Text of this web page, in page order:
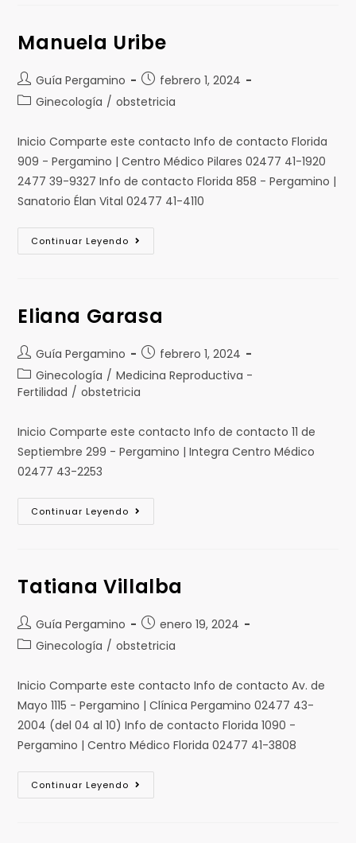
Manuela Uribe
Guía Pergamino
febrero 1, 2024
Ginecología / obstetricia
Inicio Comparte este contacto Info de contacto Florida
909 - Pergamino | Centro Médico Pilares 02477 41-1920
2477 39-9327 Info de contacto Florida 858 - Pergamino |
Sanatorio Élan Vital 02477 41-4110
Continuar Leyendo
Eliana Garasa
Guía Pergamino
febrero 1, 2024
Ginecología / Medicina Reproductiva -
Fertilidad / obstetricia
Inicio Comparte este contacto Info de contacto 11 de
Septiembre 299 - Pergamino | Integra Centro Médico
02477 43-2253
Continuar Leyendo
Tatiana Villalba
Guía Pergamino
enero 19, 2024
Ginecología / obstetricia
Inicio Comparte este contacto Info de contacto Av. de
Mayo 1115 - Pergamino | Clínica Pergamino 02477 43-
2004 (del 04 al 10) Info de contacto Florida 1090 -
Pergamino | Centro Médico Florida 02477 41-3808
Continuar Leyendo